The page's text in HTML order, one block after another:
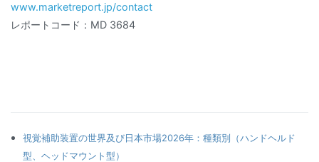
www.marketreport.jp/contact
レポートコード：MD 3684
視覚補助装置の世界及び日本市場2026年：種類別（ハンドヘルド
型、ヘッドマウント型）